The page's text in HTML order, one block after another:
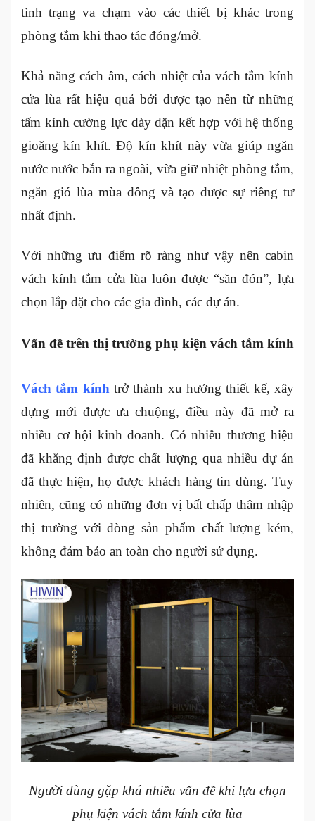
tình trạng va chạm vào các thiết bị khác trong
phòng tắm khi thao tác đóng/mở.
Khả năng cách âm, cách nhiệt của vách tắm kính
cửa lùa rất hiệu quả bởi được tạo nên từ những
tấm kính cường lực dày dặn kết hợp với hệ thống
gioăng kín khít. Độ kín khít này vừa giúp ngăn
nước nước bắn ra ngoài, vừa giữ nhiệt phòng tắm,
ngăn gió lùa mùa đông và tạo được sự riêng tư
nhất định.
Với những ưu điểm rõ ràng như vậy nên cabin
vách kính tắm cửa lùa luôn được “săn đón”, lựa
chọn lắp đặt cho các gia đình, các dự án.
Vấn đề trên thị trường phụ kiện vách tắm kính
Vách tắm kínhtrở thành xu hướng thiết kế, xây
dựng mới được ưa chuộng, điều này đã mở ra
nhiều cơ hội kinh doanh. Có nhiều thương hiệu
đã khẳng định được chất lượng qua nhiều dự án
đã thực hiện, họ được khách hàng tin dùng. Tuy
nhiên, cũng có những đơn vị bất chấp thâm nhập
thị trường với dòng sản phẩm chất lượng kém,
không đảm bảo an toàn cho người sử dụng.
Người dùng gặp khá nhiều vấn đề khi lựa chọn
phụ kiện vách tắm kính cửa lùa